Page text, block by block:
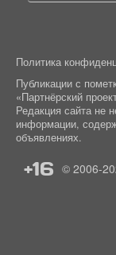
Политика
Публикации с
«Партнёрский
Редакция сайта не
информации,
объявлениях.
+16 © 2006-